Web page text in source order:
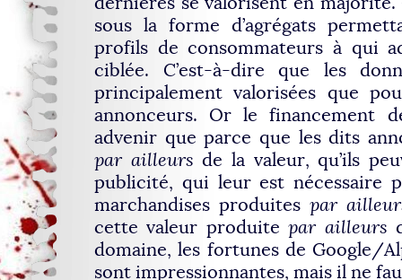
sous la forme d’agrégats
profils de consommateurs à qui
ciblée. C’est-à-dire que les
principalement valorisées que
annonceurs. Or le financement
advenir que parce que les dits
par ailleurs de la valeur, qu’ils
publicité, qui leur est nécessaire
marchandises produites par
cette valeur produitepar ailleurs
domaine, les fortunes de Google/
sont impressionnantes, mais il ne